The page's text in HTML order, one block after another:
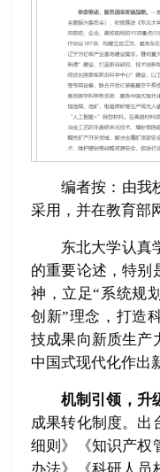
编者按：由我
采用，并在教育部
东北大学认真
的重要论述，特别
神，立足“系统规
创新”理念，打造
技成果向新质生产
中国式现代化作出
机制引领，升
成果转化制度。出
细则》《知识产权